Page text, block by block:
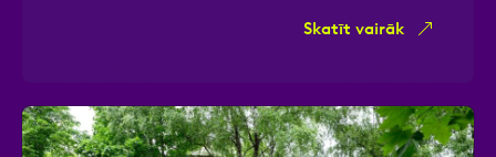
Skatīt vairāk